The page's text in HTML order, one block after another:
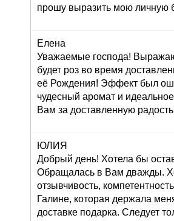
прошу выразить мою
Елена
Уважаемые господа!
будет роз во время
её Рождения! Эффект был
чудесный аромат и
Вам за доставленную
ЮЛИЯ
Добрый день! Хотела бы
Обращалась в Вам дважды.
отзывчивость,
Галине, которая держала
доставке подарка. Следует